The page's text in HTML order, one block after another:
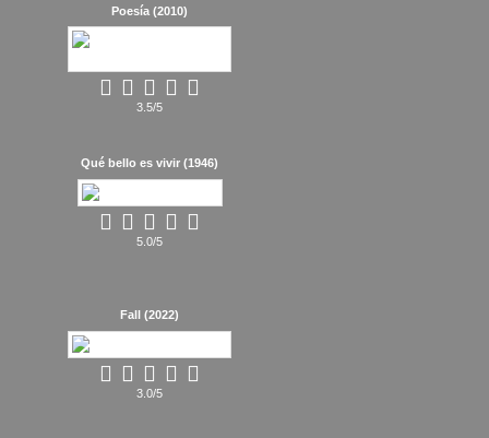
Poesía (2010)
3.5/5
Qué bello es vivir (1946)
5.0/5
Fall (2022)
3.0/5